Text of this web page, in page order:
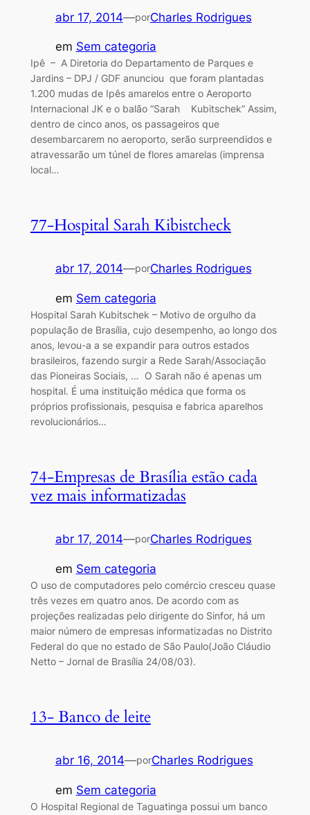
abr 17, 2014—porCharles Rodrigues
em Sem categoria
Ipê – A Diretoria do Departamento de Parques e
Jardins – DPJ / GDF anunciou que foram plantadas
1.200 mudas de Ipês amarelos entre o Aeroporto
Internacional JK e o balão “Sarah Kubitschek” Assim,
dentro de cinco anos, os passageiros que
desembarcarem no aeroporto, serão surpreendidos e
atravessarão um túnel de flores amarelas (imprensa
local…
77-Hospital Sarah Kibistcheck
abr 17, 2014—porCharles Rodrigues
em Sem categoria
Hospital Sarah Kubitschek – Motivo de orgulho da
população de Brasília, cujo desempenho, ao longo dos
anos, levou-a a se expandir para outros estados
brasileiros, fazendo surgir a Rede Sarah/Associação
das Pioneiras Sociais, … O Sarah não é apenas um
hospital. É uma instituição médica que forma os
próprios profissionais, pesquisa e fabrica aparelhos
revolucionários…
74-Empresas de Brasília estão cada
vez mais informatizadas
abr 17, 2014—porCharles Rodrigues
em Sem categoria
O uso de computadores pelo comércio cresceu quase
três vezes em quatro anos. De acordo com as
projeções realizadas pelo dirigente do Sinfor, há um
maior número de empresas informatizadas no Distrito
Federal do que no estado de São Paulo(João Cláudio
Netto – Jornal de Brasília 24/08/03).
13- Banco de leite
abr 16, 2014—porCharles Rodrigues
em Sem categoria
O Hospital Regional de Taguatinga possui um banco